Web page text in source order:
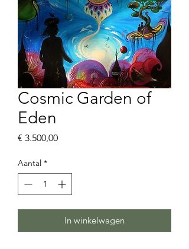
Cosmic Garden of
Eden
€ 3.500,00Prijs
Aantal *
In winkelwagen